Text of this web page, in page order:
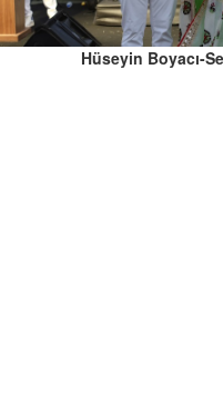
Hüseyin Boyacı-